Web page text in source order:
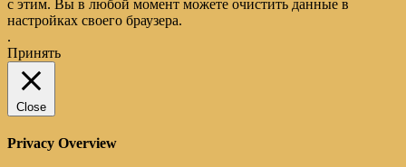
с этим. Вы в любой момент можете очистить данные в
настройках своего браузера.
.
Принять
Close
Privacy Overview